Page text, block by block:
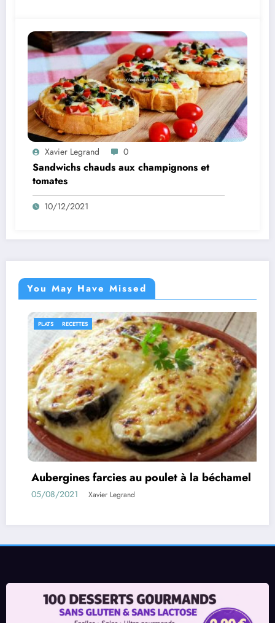
Xavier Legrand 0
Sandwichs chauds aux champignons et
tomates
10/12/2021
You May Have Missed
au poulet à la béchamel
Legrand
IDÉES RECETTES
Rouleaux